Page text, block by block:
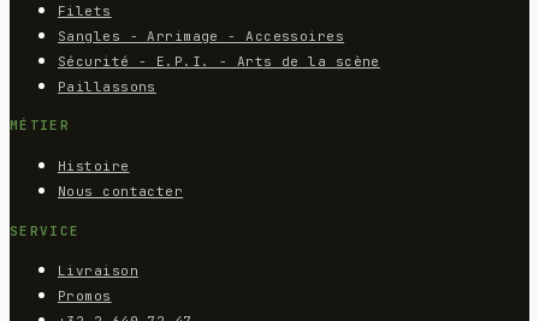
Filets
Sangles - Arrimage - Accessoires
Sécurité - E.P.I. - Arts de la scène
Paillassons
MÉTIER
Histoire
Nous contacter
SERVICE
Livraison
Promos